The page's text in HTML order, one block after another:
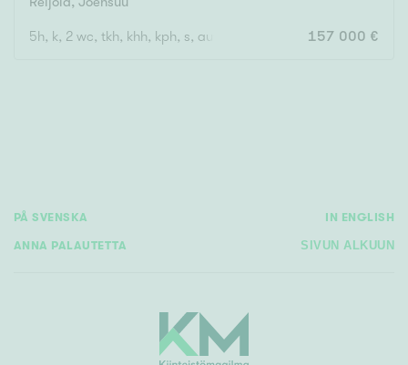
Vain uudiskohteet Ei uudiskohteita
5h, k, 2 wc, tkh, khh, kph, s, autokatos kahdelle autolle
157 000 €
PÅ SVENSKA IN ENGLISH
ANNA PALAUTETTA SIVUN ALKUUN